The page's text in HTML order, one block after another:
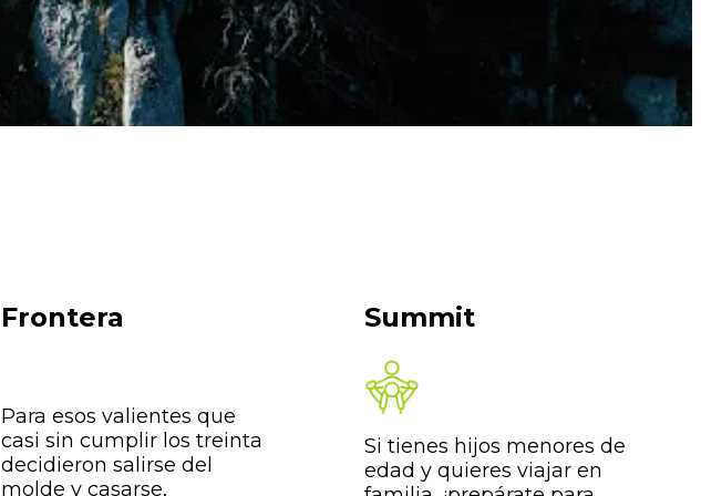
Frontera
Para esos valientes que
casi sin cumplir los treinta
decidieron salirse del
molde y casarse,
Summit
Si tienes hijos menores de
edad y quieres viajar en